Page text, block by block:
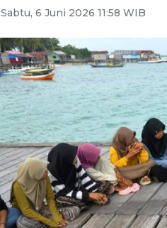
Sabtu, 6 Juni 2026 11:58 WIB